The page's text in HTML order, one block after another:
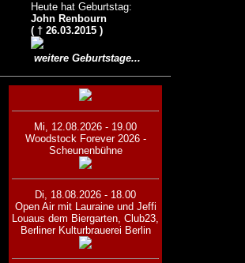
Heute hat Geburtstag:
John Renbourn
( † 26.03.2015 )
weitere Geburtstage...
Mi, 12.08.2026 - 19.00
Woodstock Forever 2026 -
Scheunenbühne
Di, 18.08.2026 - 18.00
Open Air mit Lauraine und Jeffi
Louaus dem Biergarten, Club23,
Berliner Kulturbrauerei Berlin